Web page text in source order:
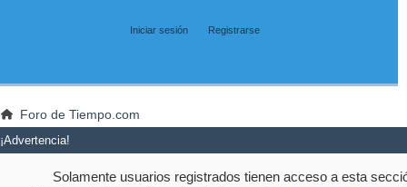
Iniciar sesión Registrarse
Foro de Tiempo.com
¡Advertencia!
Solamente usuarios registrados tienen acceso a esta